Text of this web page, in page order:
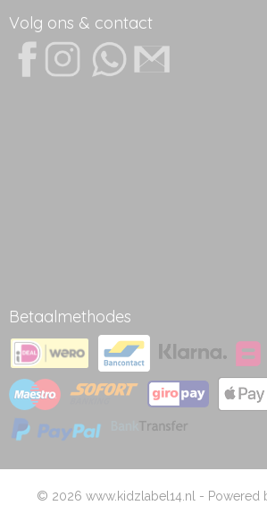
Volg ons & contact
Betaalmethodes
© 2026 www.kidzlabel14.nl - Powered